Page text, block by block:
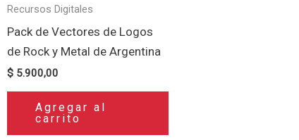
Recursos Digitales
Pack de Vectores de Logos
de Rock y Metal de Argentina
$ 5.900,00
Agregar al
carrito